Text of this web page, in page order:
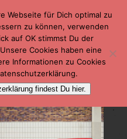
Webseite für Dich optimal zu
zu können, verwenden
auf OK stimmst Du der
Cookies haben eine
Informationen zu Cookies
findest Du hier.